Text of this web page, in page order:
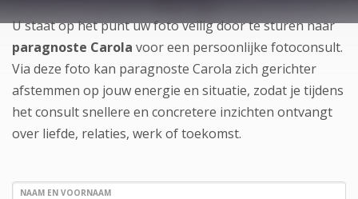
U staat op het punt uw foto veilig door te sturen naar
paragnoste Carola voor een persoonlijke fotoconsult.
Via deze foto kan paragnoste Carola zich gerichter
afstemmen op jouw energie en situatie, zodat je tijdens
het consult snellere en concretere inzichten ontvangt
over liefde, relaties, werk of toekomst.
NAAM EN VOORNAAM